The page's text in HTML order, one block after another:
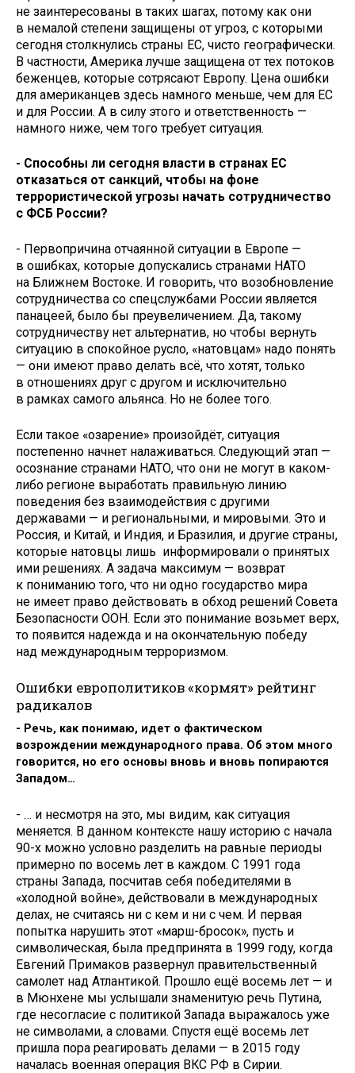
не заинтересованы в таких шагах, потому как они
в немалой степени защищены от угроз, с которыми
сегодня столкнулись страны ЕС, чисто географически.
В частности, Америка лучше защищена от тех потоков
беженцев, которые сотрясают Европу. Цена ошибки
для американцев здесь намного меньше, чем для ЕС
и для России. А в силу этого и ответственность —
намного ниже, чем того требует ситуация.
- Способны ли сегодня власти в странах ЕС
отказаться от санкций, чтобы на фоне
террористической угрозы начать сотрудничество
с ФСБ России?
- Первопричина отчаянной ситуации в Европе —
в ошибках, которые допускались странами НАТО
на Ближнем Востоке. И говорить, что возобновление
сотрудничества со спецслужбами России является
панацеей, было бы преувеличением. Да, такому
сотрудничеству нет альтернатив, но чтобы вернуть
ситуацию в спокойное русло, «натовцам» надо понять
— они имеют право делать всё, что хотят, только
в отношениях друг с другом и исключительно
в рамках самого альянса. Но не более того.
Если такое «озарение» произойдёт, ситуация
постепенно начнет налаживаться. Следующий этап —
осознание странами НАТО, что они не могут в каком-
либо регионе выработать правильную линию
поведения без взаимодействия с другими
державами — и региональными, и мировыми. Это и
Россия, и Китай, и Индия, и Бразилия, и другие страны,
которые натовцы лишь информировали о принятых
ими решениях. А задача максимум — возврат
к пониманию того, что ни одно государство мира
не имеет право действовать в обход решений Совета
Безопасности ООН. Если это понимание возьмет верх,
то появится надежда и на окончательную победу
над международным терроризмом.
Ошибки европолитиков «кормят» рейтинг
радикалов
- Речь, как понимаю, идет о фактическом
возрождении международного права. Об этом много
говорится, но его основы вновь и вновь попираются
Западом…
- … и несмотря на это, мы видим, как ситуация
меняется. В данном контексте нашу историю с начала
90-х можно условно разделить на равные периоды
примерно по восемь лет в каждом. С 1991 года
страны Запада, посчитав себя победителями в
«холодной войне», действовали в международных
делах, не считаясь ни с кем и ни с чем. И первая
попытка нарушить этот «марш-бросок», пусть и
символическая, была предпринята в 1999 году, когда
Евгений Примаков развернул правительственный
самолет над Атлантикой. Прошло ещё восемь лет — и
в Мюнхене мы услышали знаменитую речь Путина,
где несогласие с политикой Запада выражалось уже
не символами, а словами. Спустя ещё восемь лет
пришла пора реагировать делами — в 2015 году
началась военная операция ВКС РФ в Сирии.